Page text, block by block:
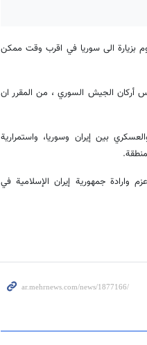
بزيارة الى سوريا في اقرب وقت ممكن
أركان الجيش السوري ، من المقرر ان
بين إيران وسوريا، واستمرارية
وارادة جمهورية إيران الإسلامية في